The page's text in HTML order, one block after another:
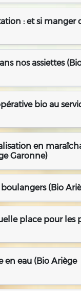
: et si manger
nos assiettes
bio au
en
Garonne)
(Bio
place pour les
en eau (Bio Ariège